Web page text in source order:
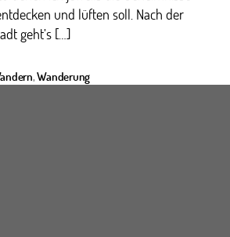
und lüften soll. Nach der
geht’s […]
,Wanderung